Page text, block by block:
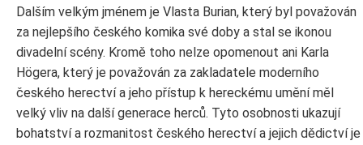
Dalším velkým jménem je Vlasta Burian, který byl považován
za nejlepšího českého komika své doby a stal se ikonou
divadelní scény. Kromě toho nelze opomenout ani Karla
Högera, který je považován za zakladatele moderního
českého herectví a jeho přístup k hereckému umění měl
velký vliv na další generace herců. Tyto osobnosti ukazují
bohatství a rozmanitost českého herectví a jejich dědictví je